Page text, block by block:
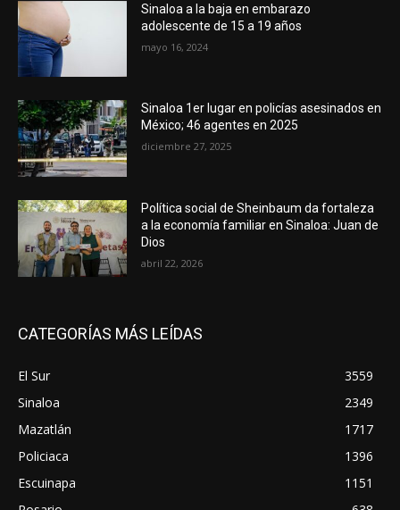
Sinaloa a la baja en embarazo
adolescente de 15 a 19 años
mayo 16, 2024
Sinaloa 1er lugar en policías asesinados en
México; 46 agentes en 2025
diciembre 27, 2025
Política social de Sheinbaum da fortaleza
a la economía familiar en Sinaloa: Juan de
Dios
abril 22, 2026
CATEGORÍAS MÁS LEÍDAS
El Sur
3559
Sinaloa
2349
Mazatlán
1717
Policiaca
1396
Escuinapa
1151